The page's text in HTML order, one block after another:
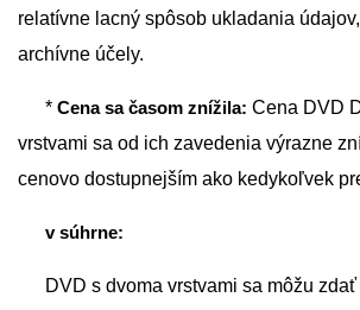
relatívne lacný spôsob ukladania
archívne účely.
* Cena sa časom znížila: Cena DVD
vrstvami sa od ich zavedenia výrazne
cenovo dostupnejším ako kedykoľvek
v súhrne:
DVD s dvoma vrstvami sa môžu